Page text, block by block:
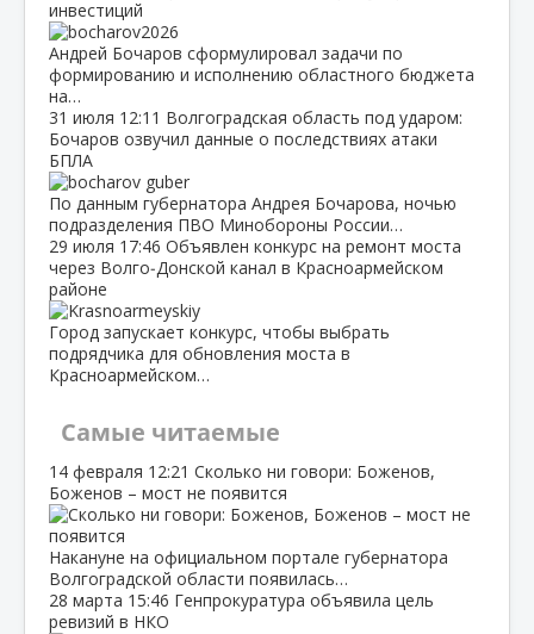
инвестиций
Андрей Бочаров сформулировал задачи по
формированию и исполнению областного бюджета
на…
31 июля 12:11 Волгоградская область под ударом:
Бочаров озвучил данные о последствиях атаки
БПЛА
По данным губернатора Андрея Бочарова, ночью
подразделения ПВО Минобороны России…
29 июля 17:46 Объявлен конкурс на ремонт моста
через Волго‑Донской канал в Красноармейском
районе
Город запускает конкурс, чтобы выбрать
подрядчика для обновления моста в
Красноармейском…
Самые читаемые
14 февраля 12:21 Сколько ни говори: Боженов,
Боженов – мост не появится
Накануне на официальном портале губернатора
Волгоградской области появилась…
28 марта 15:46 Генпрокуратура объявила цель
ревизий в НКО